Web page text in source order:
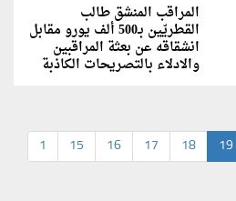
المراقب المنشق طالب
القطريّين بـ500 ألف يورو مقابل
انشقاقه عن بعثة المراقبين
والادلاء بالتصريحات الكاذبة
1 15 16 17 18 19